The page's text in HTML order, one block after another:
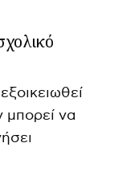
μπορεί να